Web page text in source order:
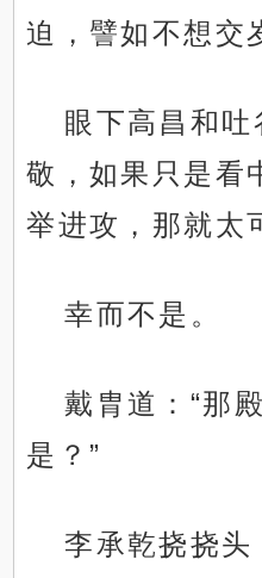
迫，譬如不想交
眼下高昌和
敬，如果只是看
举进攻，那就太
幸而不是。
戴胄道：“那
是？”
李承乾挠挠头